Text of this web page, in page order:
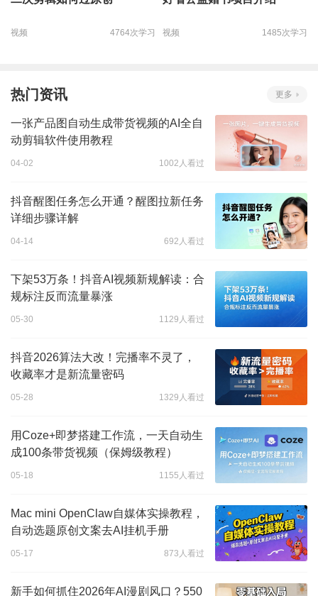
视频 4764次学习 视频 1485次学习
热门资讯 更多
一张产品图自动生成带货视频的AI全自
动剪辑软件使用教程
04-02 1002人看过
抖音醒图任务怎么开通？醒图拉新任务
详细步骤详解
04-14 692人看过
下架53万条！抖音AI视频新规解读：合
规标注反而流量暴涨
05-30 1129人看过
抖音2026算法大改！完播率不灵了，
收藏率才是新流量密码
05-28 1329人看过
用Coze+即梦搭建工作流，一天自动生
成100条带货视频（保姆级教程）
05-18 1155人看过
Mac mini OpenClaw自媒体实操教程，
自动选题原创文案去AI挂机手册
05-17 873人看过
新手如何抓住2026年AI漫剧风口？550